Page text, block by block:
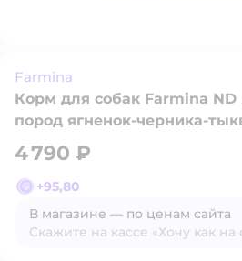
Farmina
Корм для собак Farmina ND
пород ягненок-черника-
4 790 ₽
+95,80
В магазине — по ценам сайта
Скажите на кассе «Хочу как на